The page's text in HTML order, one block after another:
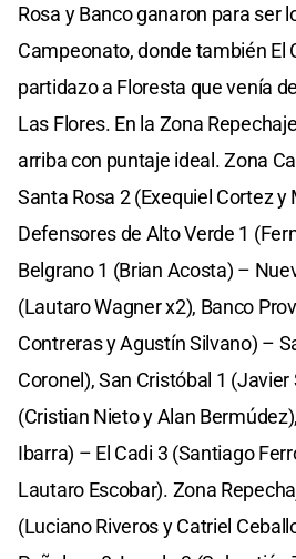
Rosa y Banco ganaron para ser
Campeonato, donde también El
partidazo a Floresta que venía
Las Flores. En la Zona
arriba con puntaje ideal. Zona
Santa Rosa 2 (Exequiel Cortez
Defensores de Alto Verde 1
Belgrano 1 (Brian Acosta) –
(Lautaro Wagner x2), Banco
Contreras y Agustín Silvano) –
Coronel), San Cristóbal 1
(Cristian Nieto y Alan
Ibarra) – El Cadi 3 (Santiago
Lautaro Escobar). Zona
(Luciano Riveros y Catriel